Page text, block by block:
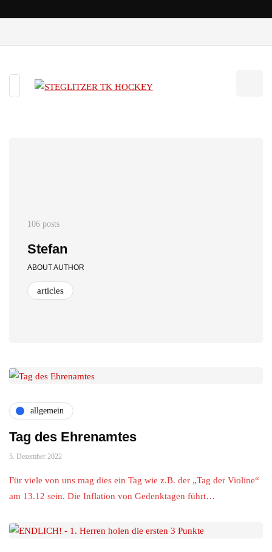
106 posts
Stefan
ABOUT AUTHOR
articles
allgemein
Tag des Ehrenamtes
5. Dezember 2022
Für viele von uns mag dies ein Tag wie z.B. der „Tag der Violine“
am 13.12 sein. Die Inflation von Gedenktagen führt…